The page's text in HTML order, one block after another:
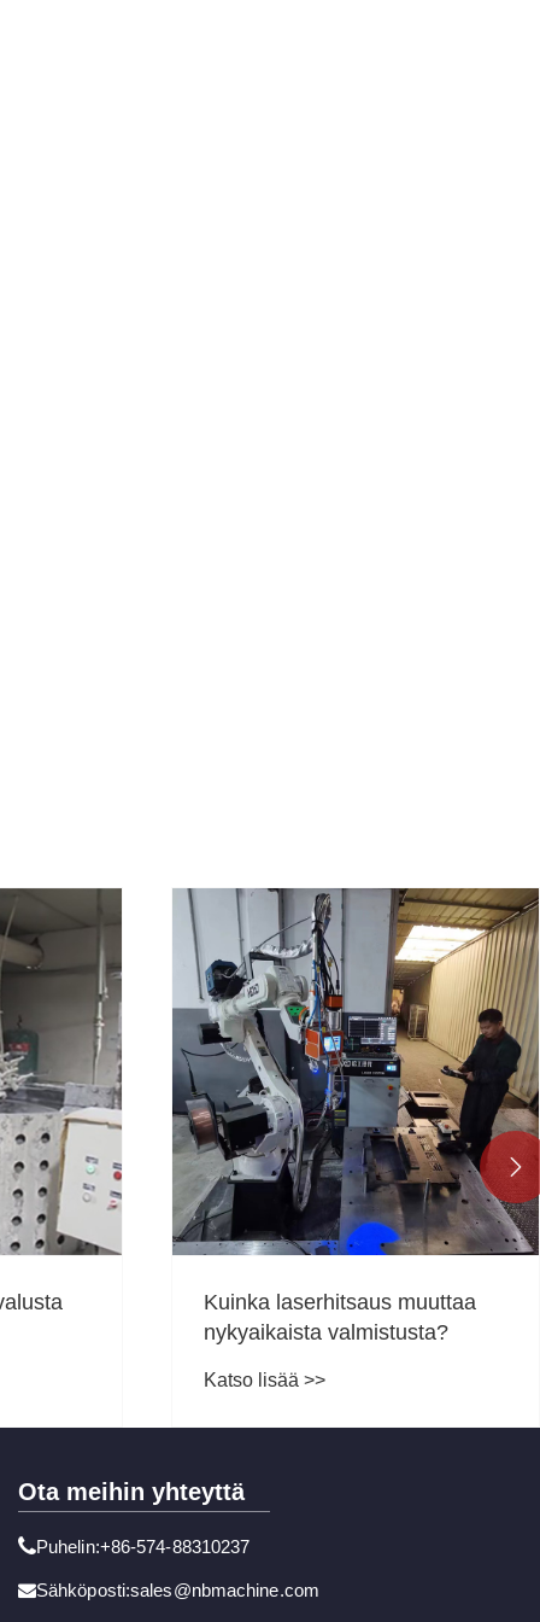
Kuinka laadukas kampi
parantaa mekaanista
tehokkuutta

Ota meihin yhteyttä
Puhelin:+86-574-88310237
Sähköposti:sales@nbmachine.com